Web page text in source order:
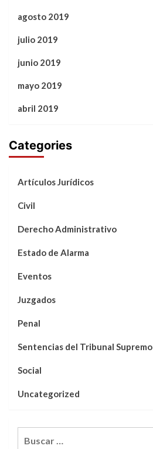
agosto 2019
julio 2019
junio 2019
mayo 2019
abril 2019
Categories
Artículos Jurídicos
Civil
Derecho Administrativo
Estado de Alarma
Eventos
Juzgados
Penal
Sentencias del Tribunal Supremo
Social
Uncategorized